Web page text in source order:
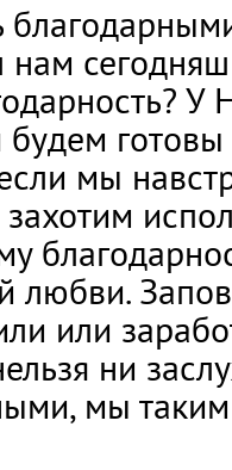
нам
У
готовы
мы
любви.
или
ни
мы